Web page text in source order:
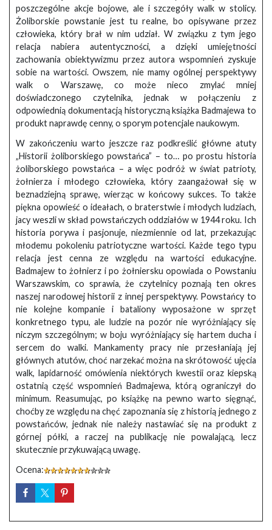
poszczególne akcje bojowe, ale i szczegóły walk w stolicy.
Żoliborskie powstanie jest tu realne, bo opisywane przez
człowieka, który brał w nim udział. W związku z tym jego
relacja nabiera autentyczności, a dzięki umiejętności
zachowania obiektywizmu przez autora wspomnień zyskuje
sobie na wartości. Owszem, nie mamy ogólnej perspektywy
walk o Warszawę, co może nieco zmylać mniej
doświadczonego czytelnika, jednak w połączeniu z
odpowiednią dokumentacją historyczną książka Badmajewa to
produkt naprawdę cenny, o sporym potencjale naukowym.
W zakończeniu warto jeszcze raz podkreślić główne atuty
„Historii żoliborskiego powstańca” – to… po prostu historia
żoliborskiego powstańca – a więc podróż w świat patrioty,
żołnierza i młodego człowieka, który zaangażował się w
beznadziejną sprawę, wierząc w końcowy sukces. To także
piękna opowieść o ideałach, o braterstwie i młodych ludziach,
jacy weszli w skład powstańczych oddziałów w 1944 roku. Ich
historia porywa i pasjonuje, niezmiennie od lat, przekazując
młodemu pokoleniu patriotyczne wartości. Każde tego typu
relacja jest cenna ze względu na wartości edukacyjne.
Badmajew to żołnierz i po żołniersku opowiada o Powstaniu
Warszawskim, co sprawia, że czytelnicy poznają ten okres
naszej narodowej historii z innej perspektywy. Powstańcy to
nie kolejne kompanie i bataliony wyposażone w sprzęt
konkretnego typu, ale ludzie na pozór nie wyróżniający się
niczym szczególnym; w boju wyróżniający się hartem ducha i
sercem do walki. Mankamenty pracy nie przesłaniają jej
głównych atutów, choć narzekać można na skrótowość ujęcia
walk, lapidarność omówienia niektórych kwestii oraz kiepską
ostatnią część wspomnień Badmajewa, którą ograniczył do
minimum. Reasumując, po książkę na pewno warto sięgnąć,
choćby ze względu na chęć zapoznania się z historią jednego z
powstańców, jednak nie należy nastawiać się na produkt z
górnej półki, a raczej na publikację nie powalającą, lecz
skutecznie przykuwającą uwagę.
Ocena: